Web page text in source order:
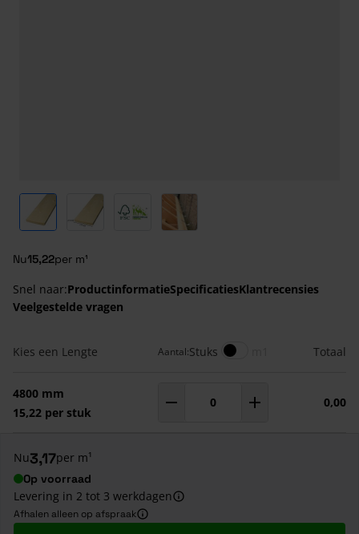
View larger imageView larger image
View larger imageView larger image
Nu15,22per m¹
Snel naar:ProductinformatieSpecificatiesKlantrecensies
Veelgestelde vragen
Gegroepeerde productitems
Kies een Lengte Aantal:Stuks Meters Totaal
4800 mm
15,22 per stuk
Aantal m¹ 0,00
Nu3,17per m¹
Op voorraad
Levering in 2 tot 3 werkdagen
Afhalen alleen op afspraak